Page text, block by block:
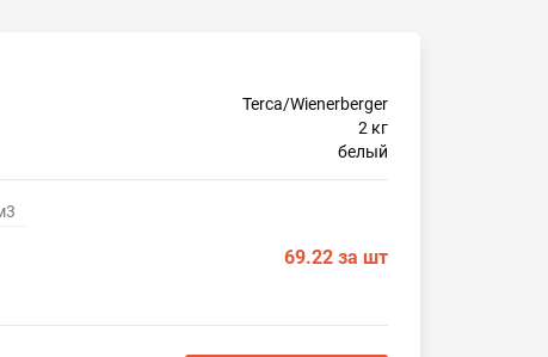
Terca/Wienerberger
2 кг
белый
69.22 за шт